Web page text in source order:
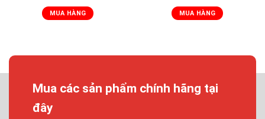
MUA HÀNG MUA HÀNG
Mua các sản phẩm chính hãng tại
đây